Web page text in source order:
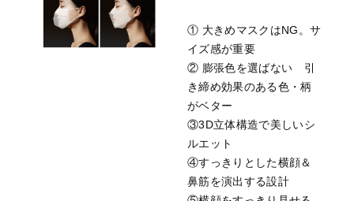
① 大きめマスクはNG。サ
イズ感が重要
② 膨張色を選ばない 引
き締め効果のある色・柄
がベター
③3D立体構造で美しいシ
ルエット
④すっきりとした横顔＆
鼻筋を演出する設計